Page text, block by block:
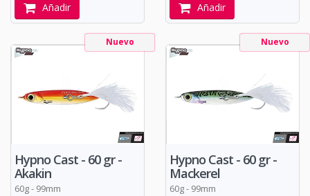
Añadir Añadir
Nuevo
Hypno Cast - 60 gr -
Akakin
60g - 99mm
Nuevo
Hypno Cast - 60 gr -
Mackerel
60g - 99mm